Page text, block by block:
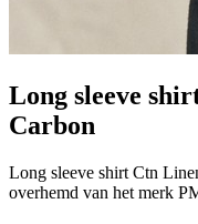
Long sleeve
Carbon
Long sleeve shirt Ctn
overhemd van het merk